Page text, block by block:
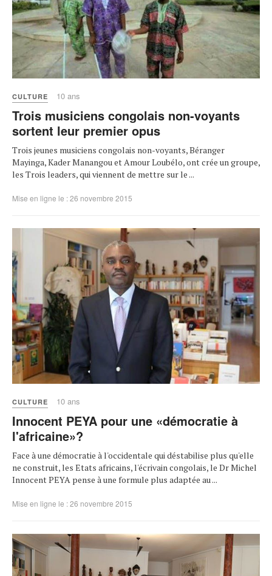
CULTURE 10 ans
Trois musiciens congolais non-voyants
sortent leur premier opus
Trois jeunes musiciens congolais non-voyants, Béranger
Mayinga, Kader Manangou et Amour Loubélo, ont crée un groupe,
les Trois leaders, qui viennent de mettre sur le ...
Mise en ligne le : 26 novembre 2015
CULTURE 10 ans
Innocent PEYA pour une «démocratie à
l'africaine»?
Face à une démocratie à l'occidentale qui déstabilise plus qu'elle
ne construit, les Etats africains, l'écrivain congolais, le Dr Michel
Innocent PEYA pense à une formule plus adaptée au ...
Mise en ligne le : 26 novembre 2015